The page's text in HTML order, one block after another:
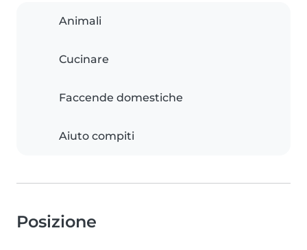
Animali
Cucinare
Faccende domestiche
Aiuto compiti
Posizione